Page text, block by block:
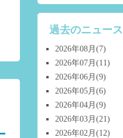
過去のニュース
2026年08月 (7)
2026年07月 (11)
2026年06月 (9)
2026年05月 (6)
2026年04月 (9)
2026年03月 (21)
2026年02月 (12)